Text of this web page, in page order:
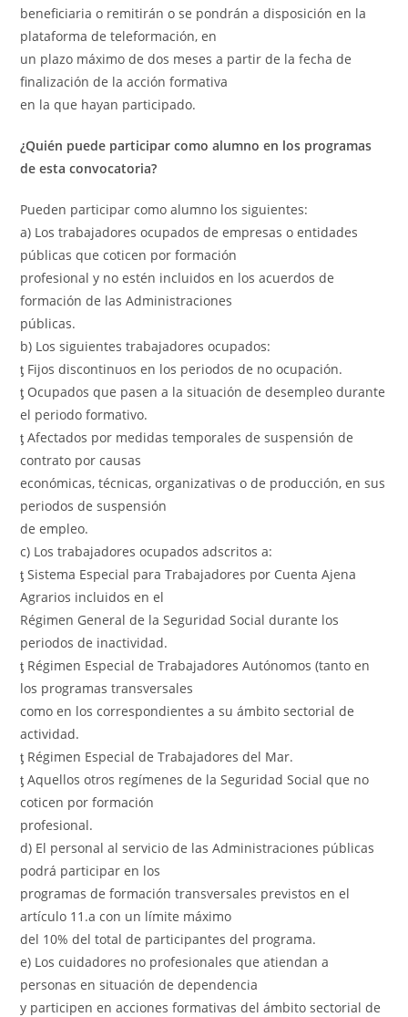
beneficiaria o remitirán o se pondrán a disposición en la
plataforma de teleformación, en
un plazo máximo de dos meses a partir de la fecha de
finalización de la acción formativa
en la que hayan participado.
¿Quién puede participar como alumno en los programas
de esta convocatoria?
Pueden participar como alumno los siguientes:
a) Los trabajadores ocupados de empresas o entidades
públicas que coticen por formación
profesional y no estén incluidos en los acuerdos de
formación de las Administraciones
públicas.
b) Los siguientes trabajadores ocupados:
ƫ Fijos discontinuos en los periodos de no ocupación.
ƫ Ocupados que pasen a la situación de desempleo durante
el periodo formativo.
ƫ Afectados por medidas temporales de suspensión de
contrato por causas
económicas, técnicas, organizativas o de producción, en sus
periodos de suspensión
de empleo.
c) Los trabajadores ocupados adscritos a:
ƫ Sistema Especial para Trabajadores por Cuenta Ajena
Agrarios incluidos en el
Régimen General de la Seguridad Social durante los
periodos de inactividad.
ƫ Régimen Especial de Trabajadores Autónomos (tanto en
los programas transversales
como en los correspondientes a su ámbito sectorial de
actividad.
ƫ Régimen Especial de Trabajadores del Mar.
ƫ Aquellos otros regímenes de la Seguridad Social que no
coticen por formación
profesional.
d) El personal al servicio de las Administraciones públicas
podrá participar en los
programas de formación transversales previstos en el
artículo 11.a con un límite máximo
del 10% del total de participantes del programa.
e) Los cuidadores no profesionales que atiendan a
personas en situación de dependencia
y participen en acciones formativas del ámbito sectorial de